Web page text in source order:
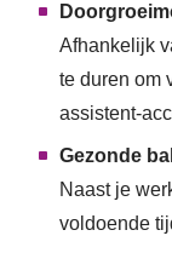
Afhankelijk
te duren om
assistent-
Gezonde
Naast je
voldoende